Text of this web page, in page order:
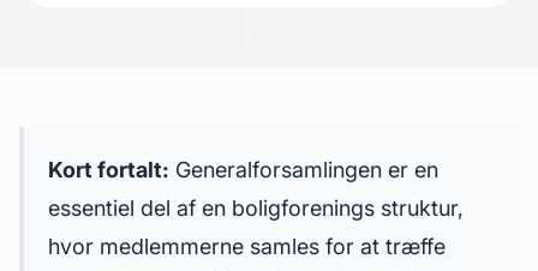
Kort fortalt: Generalforsamlingen er en
essentiel del af en boligforenings struktur,
hvor medlemmerne samles for at træffe